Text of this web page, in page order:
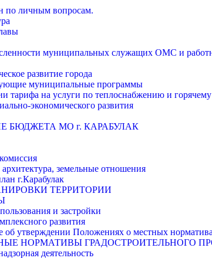
по личным вопросам.
муниципальных служащих ОМС и
развитие города
муниципальные программы
тарифа на услуги по теплоснабжению и
экономического развития
БЮДЖЕТА МО г. КАРАБУЛАК
архитектура, земельные отношения
г.Карабулак
ТЕРРИТОРИИ
и застройки
развития
об утверждении Положениях о местных
НОРМАТИВЫ ГРАДОСТРОИТЕЛЬНОГО
деятельность